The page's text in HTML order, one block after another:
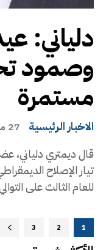
دلياني:
وصمود
مستمرة
الاخبار الرئيسية 27 مايو، 2026
قال ديمتري دلياني،
تيار الإصلاح
للعام الثالث على
1
2
3